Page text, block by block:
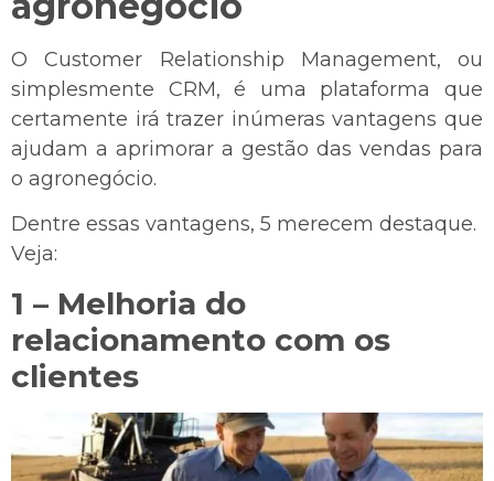
O Customer Relationship Management, ou
simplesmente CRM, é uma plataforma que
certamente irá trazer inúmeras vantagens que
ajudam a aprimorar a gestão das vendas para
o agronegócio.
Dentre essas vantagens, 5 merecem destaque.
Veja:
1 – Melhoria do
relacionamento com os
clientes